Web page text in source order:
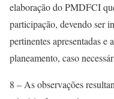
elaboração do PMDFCI
participação, devendo ser
pertinentes apresentadas
planeamento, caso
8 – As observações